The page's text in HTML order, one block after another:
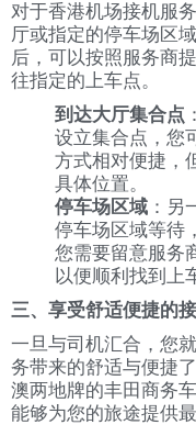
对于香港机场接机服
厅或指定的停车场区
后，可以按照服务商
往指定的上车点。
到达大厅集合点
设立集合点，您
方式相对便捷，
具体位置。
停车场区域 ：另
停车场区域等待
您需要留意服务
以便顺利找到上
三、享受舒适便捷的
一旦与司机汇合，您
务带来的舒适与便捷
澳两地牌的丰田商务
能够为您的旅途提供